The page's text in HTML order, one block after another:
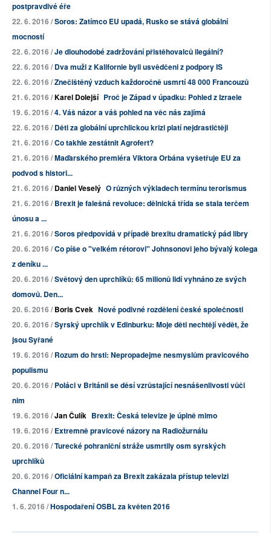
postpravdivé éře
22. 6. 2016 /Soros: Zatímco EU upadá, Rusko se stává globální
mocností
22. 6. 2016 /Je dlouhodobé zadržování přistěhovalců ilegální?
22. 6. 2016 /Dva muži z Kalifornie byli usvědčeni z podpory IS
22. 6. 2016 /Znečištěný vzduch každoročně usmrtí 48 000 Francouzů
21. 6. 2016 /Karel Dolejší Proč je Západ v úpadku: Pohled z Izraele
19. 6. 2016 /4. Váš názor a váš pohled na věc nás zajímá
22. 6. 2016 /Děti za globální uprchlickou krizi platí nejdrastičtěji
21. 6. 2016 /Co takhle zestátnit Agrofert?
21. 6. 2016 /Maďarského premiéra Viktora Orbána vyšetřuje EU za
podvod s histori...
21. 6. 2016 /Daniel Veselý O různých výkladech termínu terorismus
21. 6. 2016 /Brexit je falešná revoluce: dělnická třída se stala terčem
únosu a ...
21. 6. 2016 /Soros předpovídá v případě brexitu dramatický pád libry
20. 6. 2016 /Co píše o "velkém rétorovi" Johnsonovi jeho bývalý kolega
z deníku ...
20. 6. 2016 /Světový den uprchlíků: 65 milionů lidí vyhnáno ze svých
domovů. Den...
20. 6. 2016 /Boris Cvek Nové podivné rozdělení české společnosti
20. 6. 2016 /Syrský uprchlík v Edinburku: Moje děti nechtějí vědět, že
jsou Syřané
19. 6. 2016 /Rozum do hrsti: Nepropadejme nesmyslům pravicového
populismu
20. 6. 2016 /Poláci v Británii se děsí vzrůstající nesnášenlivosti vůči
nim
19. 6. 2016 /Jan Čulík Brexit: Česká televize je úplně mimo
19. 6. 2016 /Extremně pravicové názory na Radiožurnálu
20. 6. 2016 /Turecké pohraniční stráže usmrtily osm syrských
uprchlíků
20. 6. 2016 /Oficiální kampaň za Brexit zakázala přístup televizi
Channel Four n...
1. 6. 2016 /Hospodaření OSBL za květen 2016